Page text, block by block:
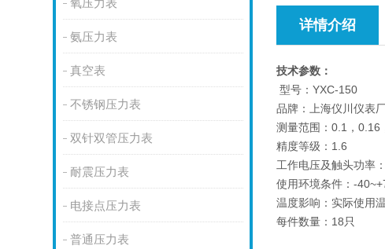
氧压力表
氨压力表
真空表
不锈钢压力表
双针双管压力表
耐震压力表
电接点压力表
普通压力表
详情介绍
技术参数：
型号：YXC-150
品牌：上海仪川仪表
测量范围：0.1，
精度等级：1.6
工作电压及触头
使用环境条件：-
温度影响：实际使用
每件数量：18只